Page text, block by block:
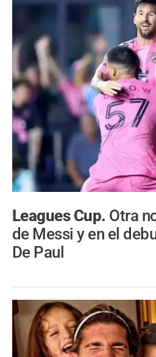
Leagues Cup. Otra
de Messi y en el
De Paul